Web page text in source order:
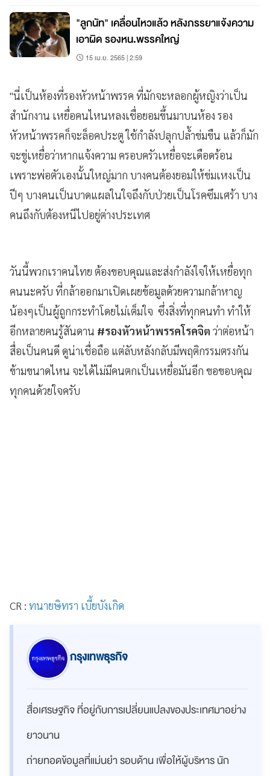
"ลูกนัท" เคลื่อนไหวแล้ว หลังภรรยาแจ้งความ
เอาผิด รองหน.พรรคใหญ่
15 เม.ย. 2565 | 2:59
"นี่เป็นห้องที่รองหัวหน้าพรรค ที่มักจะหลอกผู้หญิงว่าเป็น
สำนักงาน เหยื่อคนไหนหลงเชื่อยอมขึ้นมาบนห้อง รอง
หัวหน้าพรรคก็จะล็อคประตู ใช้กำลังปลุกปล้ำข่มขืน แล้วก็มัก
จะขู่เหยื่อว่าหากแจ้งความ ครอบครัวเหยื่อจะเดือดร้อน
เพราะพ่อตัวเองนั้นใหญ่มาก บางคนต้องยอมให้ข่มเหงเป็น
ปีๆ บางคนเป็นบาดแผลในใจถึงกับป่วยเป็นโรคซึมเศร้า บาง
คนถึงกับต้องหนีไปอยู่ต่างประเทศ
วันนี้พวกเราคนไทย ต้องขอบคุณและส่งกำลังใจให้เหยื่อทุก
คนนะครับ ที่กล้าออกมาเปิดเผยข้อมูลด้วยความกล้าหาญ
น้องๆเป็นผู้ถูกกระทำโดยไม่เต็มใจ ซึ่งสิ่งที่ทุกคนทำ ทำให้
อีกหลายคนรู้สันดาน #รองหัวหน้าพรรคโรคจิต ว่าต่อหน้า
สื่อเป็นคนดี ดูน่าเชื่อถือ แต่ลับหลังกลับมีพฤติกรรมตรงกัน
ข้ามขนาดไหน จะได้ไม่มีคนตกเป็นเหยื่อมันอีก ขอขอบคุณ
ทุกคนด้วยใจครับ
CR : ทนายษิทรา เบี้ยบังเกิด
กรุงเทพธุรกิจ
สื่อเศรษฐกิจ ที่อยู่กับการเปลี่ยนแปลงของประเทศมาอย่าง
ยาวนาน
ถ่ายทอดข้อมูลที่แม่นยำ รอบด้าน เพื่อให้ผู้บริหาร นัก